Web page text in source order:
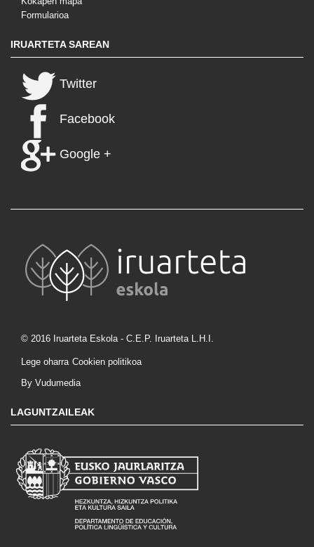
Formularioa
IRUARTETA SAREAN
Twitter
Facebook
Google +
© 2016 Iruarteta Eskola - C.E.P. Iruarteta L.H.I.
Lege oharra Cookien politikoa
By Vudumedia
LAGUNTZAILEAK